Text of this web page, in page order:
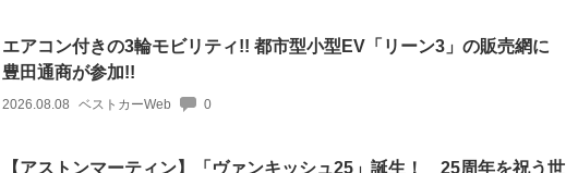
エアコン付きの3輪モビリティ!! 都市型小型EV「リーン3」の販売網に
豊田通商が参加!!
2026.08.08 ベストカーWeb 0
【アストンマーティン】「ヴァンキッシュ25」誕生！ 25周年を祝う世